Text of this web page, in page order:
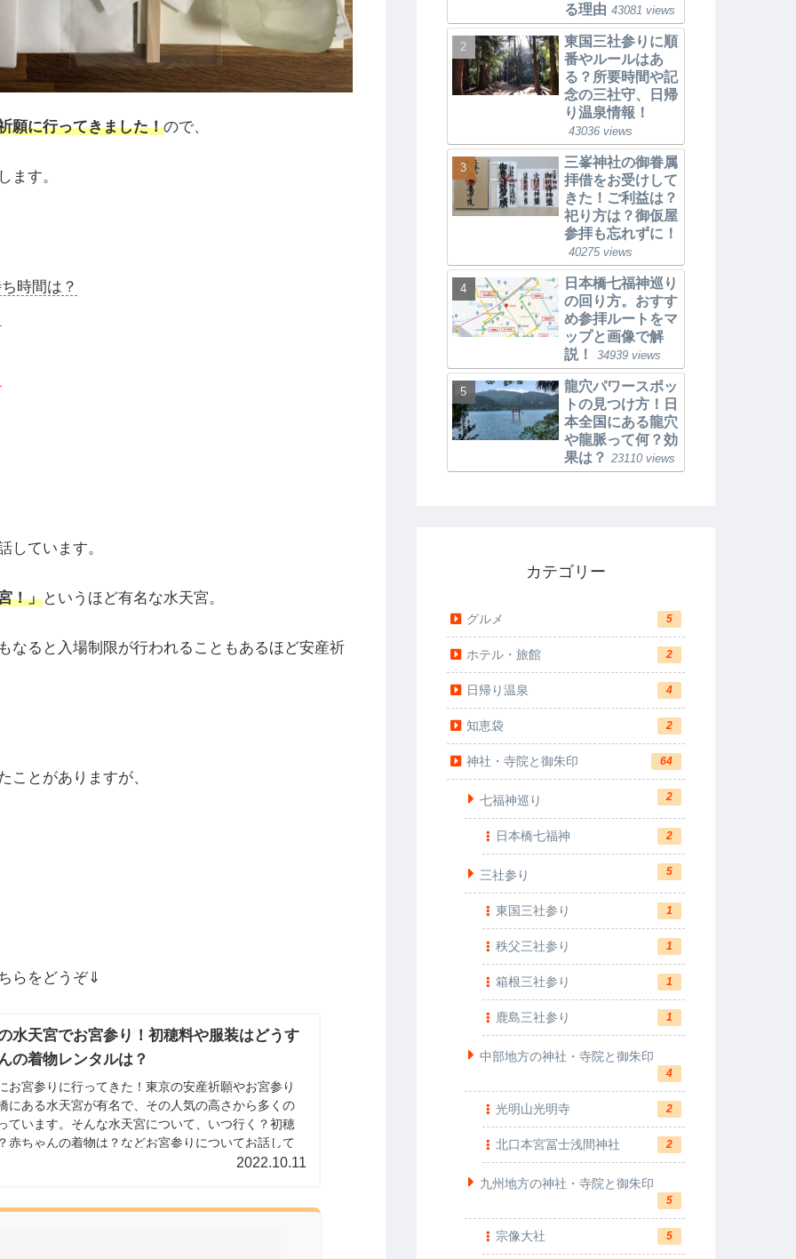
願に行ってきました！ので、
ます。
時間は？
しています。
！」というほど有名な水天宮。
なると入場制限が行われることもあるほど安産祈
ことがありますが、
らをどうぞ⇓
水天宮でお宮参り！初穂料や服装はどうす
の着物レンタルは？
お宮参りに行ってきた！東京の安産祈願やお宮参り
にある水天宮が有名で、その人気の高さから多くの
ています。そんな水天宮について、いつ行く？初穂
赤ちゃんの着物は？などお宮参りについてお話して
2022.10.11
る理由 43081 views
東国三社参りに順
番やルールはあ
る？所要時間や記
念の三社守、日帰
り温泉情報！
43036 views
三峯神社の御眷属
拝借をお受けして
きた！ご利益は？
祀り方は？御仮屋
参拝も忘れずに！
40275 views
日本橋七福神巡り
の回り方。おすす
め参拝ルートをマ
ップと画像で解
説！
34939 views
龍穴パワースポッ
トの見つけ方！日
本全国にある龍穴
や龍脈って何？効
果は？ 23110 views
カテゴリー
グルメ 5
ホテル・旅館 2
日帰り温泉 4
知恵袋 2
神社・寺院と御朱印 64
七福神巡り 2
日本橋七福神 2
三社参り 5
東国三社参り 1
秩父三社参り 1
箱根三社参り 1
鹿島三社参り 1
中部地方の神社・寺院と御朱印
4
光明山光明寺 2
北口本宮冨士浅間神社 2
九州地方の神社・寺院と御朱印
5
宗像大社 5